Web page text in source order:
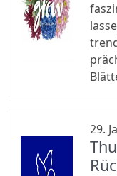
29.